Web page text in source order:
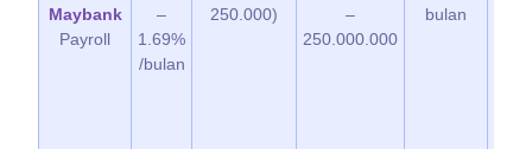
Maybank
Payroll
–
1.69%
/bulan
250.000)
–
250.000.000
bulan